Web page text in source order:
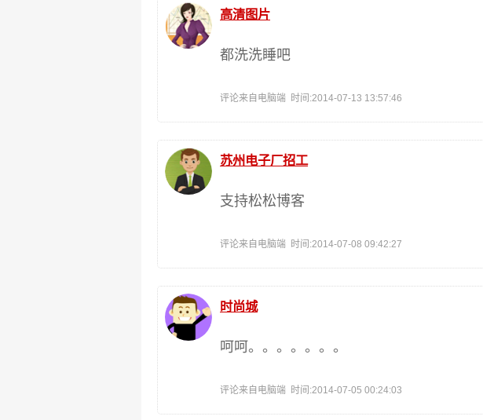
高清图片
都洗洗睡吧
评论来自电脑端 时间:2014-07-13 13:57:46
苏州电子厂招工
支持松松博客
评论来自电脑端 时间:2014-07-08 09:42:27
时尚城
呵呵。。。。。。。
评论来自电脑端 时间:2014-07-05 00:24:03